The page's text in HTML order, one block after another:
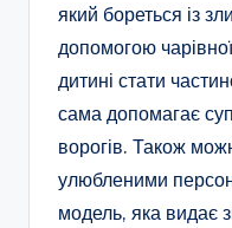
який бореться із
допомогою
дитині стати
сама допомагає
ворогів. Також
улюбленими
модель, яка видає